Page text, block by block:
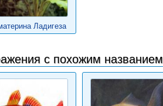
Ладигеза
с похожим названием